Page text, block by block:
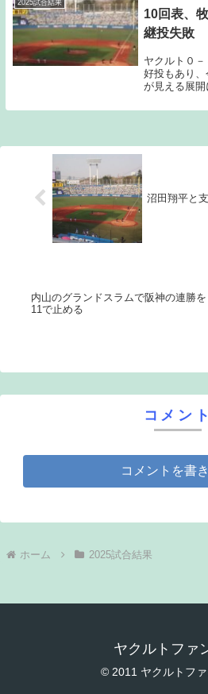
2025試合結果
10回表、
継投失敗
ヤクルト０
好投もあり
が見える展開
1，2塁の場
沼田翔平と
内山のグランドスラムで阪神の連勝を
11で止める
コメント
コメントを書
ホーム 2025試合結果
ヤクルトファ
© 2011 ヤクルトフ